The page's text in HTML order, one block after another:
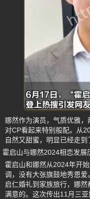
娜然作为演员，气质优雅
对CP看起来特别般配。从
自然又甜蜜，明显已经走到
霍启山与娜然2024相恋发展
霍启山和娜然从2024年开
调，没有大张旗鼓地秀恩
启仁婚礼到家族旅行，娜
满意的。这次传出11月三